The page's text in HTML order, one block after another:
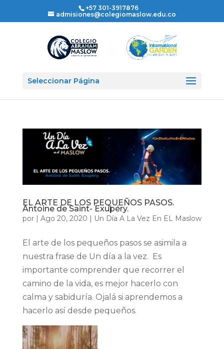
+57 301-3917876
admisiones@colegiomaslow.edu.co
Seleccionar Página
EL ARTE DE LOS PEQUEÑOS PASOS.
Antoine de Saint- Exupéry.
por | Ago 20, 2020 | Un Día A La Vez En EL Maslow
El arte de los pequeños pasos se asimila a
nuestra frase de Un día a la vez. Es
importante comprender que recorrer el
camino de la vida, es mejor hacerlo con
calma y sabiduría. Ojalá si aprendemos a
hacerlo así desde pequeños.